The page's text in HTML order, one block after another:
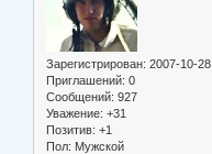
Зарегистрирован: 2007-10-28
Приглашений: 0
Сообщений: 927
Уважение: +31
Позитив: +1
Пол: Мужской